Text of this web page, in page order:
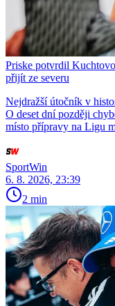
Priske potvrdil
přijít ze severu
Nejdražší útočník v
O deset dní později
místo přípravy na Ligu
SportWin
6. 8. 2026, 23:39
2 min